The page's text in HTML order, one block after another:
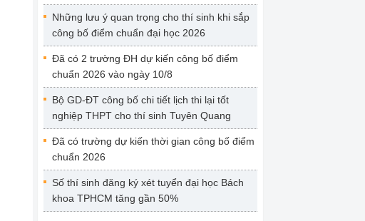
Những lưu ý quan trọng cho thí sinh khi sắp
công bố điểm chuẩn đại học 2026
Đã có 2 trường ĐH dự kiến công bố điểm
chuẩn 2026 vào ngày 10/8
Bộ GD-ĐT công bố chi tiết lịch thi lại tốt
nghiệp THPT cho thí sinh Tuyên Quang
Đã có trường dự kiến thời gian công bố điểm
chuẩn 2026
Số thí sinh đăng ký xét tuyển đại học Bách
khoa TPHCM tăng gần 50%